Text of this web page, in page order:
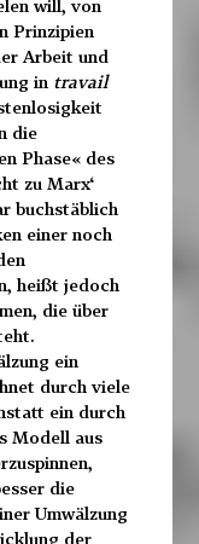
will, von
Prinzipien
Arbeit und
in travail
die
Phase« des
zu Marx‘
buchstäblich
einer noch
heißt jedoch
die über
ein
durch viele
ein durch
Modell aus
die
Umwälzung
der